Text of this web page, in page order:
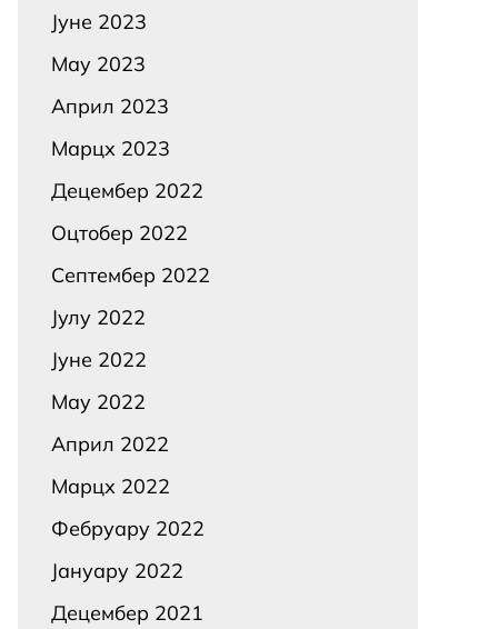
Јуне 2023
Маy 2023
Април 2023
Марцх 2023
Децембер 2022
Оцтобер 2022
Септембер 2022
Јулy 2022
Јуне 2022
Маy 2022
Април 2022
Марцх 2022
Фебруарy 2022
Јануарy 2022
Децембер 2021